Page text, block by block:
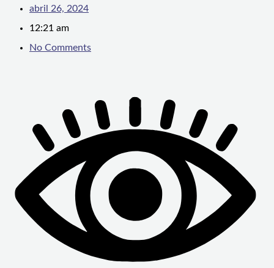
abril 26, 2024
12:21 am
No Comments